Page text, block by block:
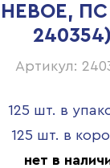
240354)
Артикул:
125 шт. в
125 шт. в
нет в